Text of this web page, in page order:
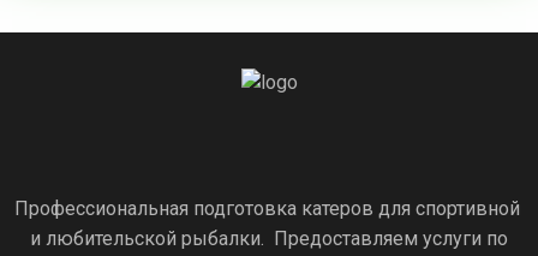
Профессиональная подготовка катеров для спортивной
и любительской рыбалки. Предоставляем услуги по